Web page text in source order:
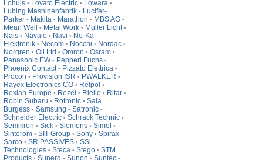
Lohuis • Lovato Electric • Lowara •
Lubing Mashinenfabrik • Lucifer-
Parker • Makita • Marathon • MBS AG •
Mean Well • Metal Work • Muller Licht •
Nais • Navaio • Navi • Ne-Ka
Elektronik • Necom • Nocchi • Nordac •
Norgren • Oil Ltd • Omron • Osram •
Panasonic EW • Pepperl Fuchs •
Phoenix Contact • Pizzato Elettrica •
Procon • Provision ISR • PWALKER •
Rayex Electronics CO • Relpol •
Rexlan Europe • Rezel • Riello • Ritar •
Robin Subaru • Rotronic • Saia
Burgess • Samsung • Satronic •
Schneider Electric • Schrack Technic •
Semikron • Sick • Siemens • Simel •
Sinterom • SIT Group • Sony • Spirax
Sarco • SR PASSIVES • SSi
Technologies • Steca • Stego • STM
Products • Sunerg • Sunon • Suntec •